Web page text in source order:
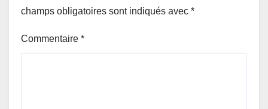
champs obligatoires sont indiqués avec *
Commentaire *